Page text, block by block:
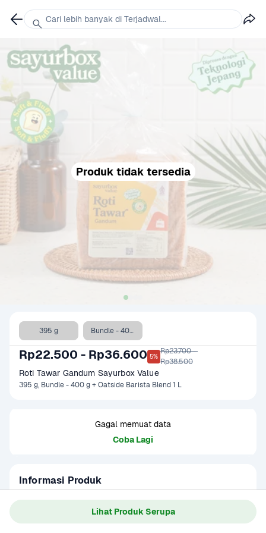
Lihat Produk Serupa
Produk tidak tersedia
395 g Bundle - 400 g + Oatside Barista Blend 1 L
Rp22.500 - Rp36.600 5%
Rp23.700 -
Rp38.500
Roti Tawar Gandum Sayurbox Value
395 g, Bundle - 400 g + Oatside Barista Blend 1 L
Gagal memuat data
Coba Lagi
Informasi Produk
Roti tawar gandum yang terbuat dari tepung gandum
pilihan dan diproses dengan standar kualitas teknologi
Jepang. Teksturnya sangat lembut dan berserat tinggi.
Cari lebih banyak di Terjadwal...